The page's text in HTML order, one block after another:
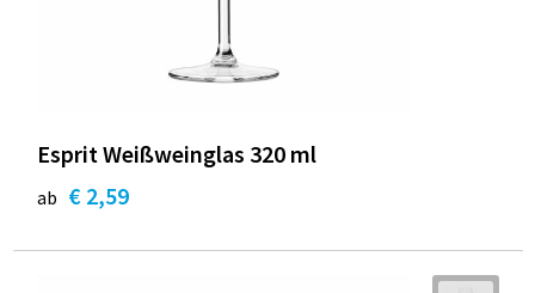
Esprit Weißweinglas 320 ml
ab € 2,59